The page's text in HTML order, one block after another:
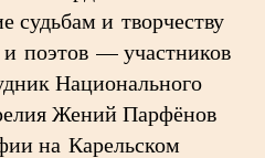
судьбам и творчеству
и поэтов — участников
Национального
Жений Парфёнов
на Карельском